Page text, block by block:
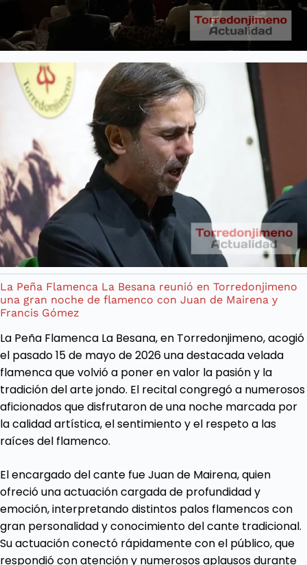
La Peña Flamenca La Besana reunió en Torredonjimeno
una gran noche de flamenco con Juan de Mairena y
Francis Gómez
La Peña Flamenca La Besana, en Torredonjimeno, acogió
el pasado 15 de mayo de 2026 una destacada velada
flamenca que volvió a poner en valor la pasión y la
tradición del arte jondo. El recital congregó a numerosos
aficionados que disfrutaron de una noche marcada por
la calidad artística, el sentimiento y el respeto a las
raíces del flamenco.
El encargado del cante fue Juan de Mairena, quien
ofreció una actuación cargada de profundidad y
emoción, interpretando distintos palos flamencos con
gran personalidad y conocimiento del cante tradicional.
Su actuación conectó rápidamente con el público, que
respondió con atención y numerosos aplausos durante